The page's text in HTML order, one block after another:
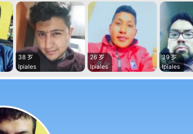
38 岁
Ipiales
26 岁
Ipiales
39 岁
Ipiales